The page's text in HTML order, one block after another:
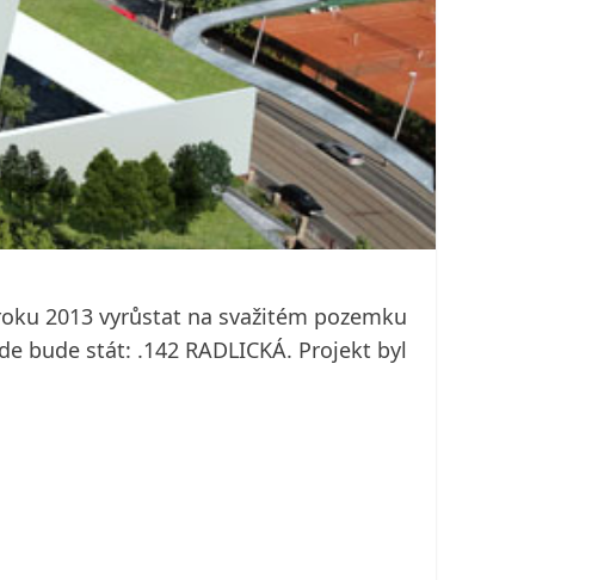
2013 vyrůstat na svažitém pozemku
bude stát: .142 RADLICKÁ. Projekt byl